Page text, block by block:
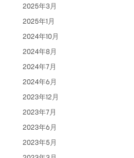
2025年3月
2025年1月
2024年10月
2024年8月
2024年7月
2024年6月
2023年12月
2023年7月
2023年6月
2023年5月